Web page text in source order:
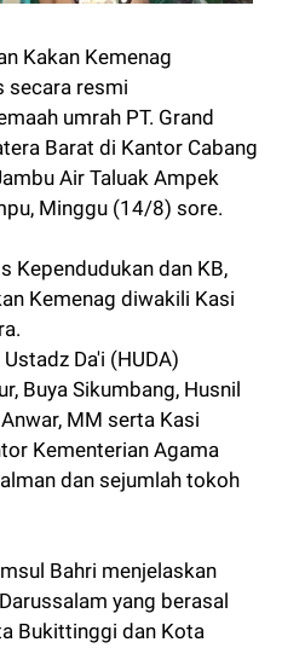
Kakan Kemenag
secara resmi
umrah PT. Grand
Barat di Kantor Cabang
Air Taluak Ampek
Minggu (14/8) sore.
Kependudukan dan KB,
Kemenag diwakili Kasi
Da'i (HUDA)
Buya Sikumbang, Husnil
MM serta Kasi
Kementerian Agama
dan sejumlah tokoh
Bahri menjelaskan
yang berasal
Bukittinggi dan Kota